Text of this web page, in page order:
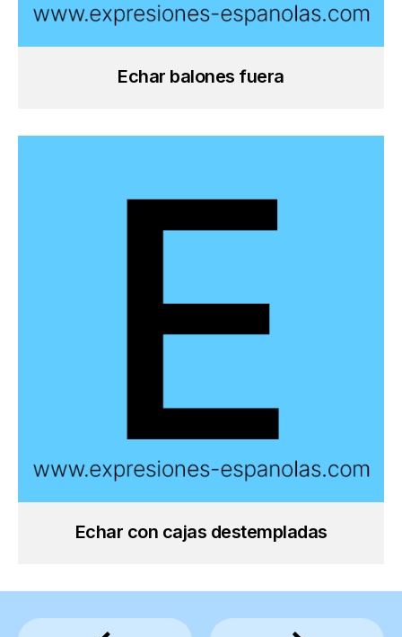
Echar balones fuera
Echar con cajas destempladas